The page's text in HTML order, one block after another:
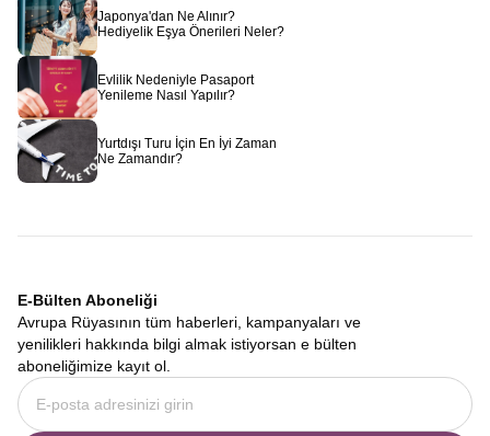
Japonya'dan Ne Alınır?
Hediyelik Eşya Önerileri Neler?
Evlilik Nedeniyle Pasaport
Yenileme Nasıl Yapılır?
Yurtdışı Turu İçin En İyi Zaman
Ne Zamandır?
E-Bülten Aboneliği
Avrupa Rüyasının tüm haberleri, kampanyaları ve
yenilikleri hakkında bilgi almak istiyorsan e bülten
aboneliğimize kayıt ol.